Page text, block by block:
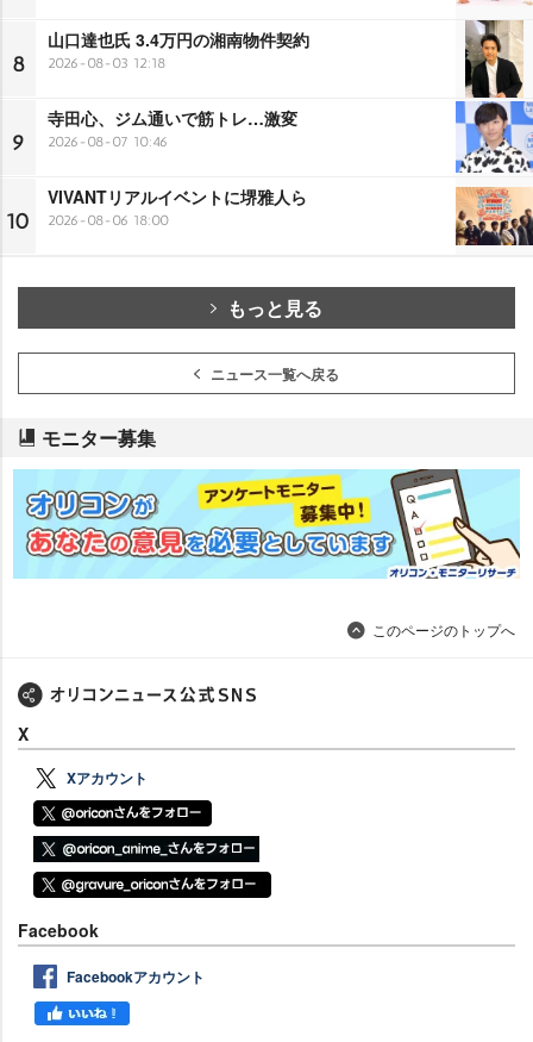
8
山口達也氏 3.4万円の湘南物件契約
2026-08-03 12:18
9
寺田心、ジム通いで筋トレ…激変
2026-08-07 10:46
10
VIVANTリアルイベントに堺雅人ら
2026-08-06 18:00
もっと見る
ニュース一覧へ戻る
モニター募集
このページのトップへ
X
Xアカウント
Facebook
Facebookアカウント